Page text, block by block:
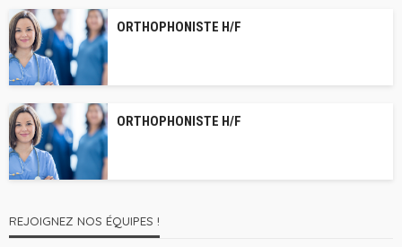
ORTHOPHONISTE H/F
ORTHOPHONISTE H/F
REJOIGNEZ NOS ÉQUIPES !